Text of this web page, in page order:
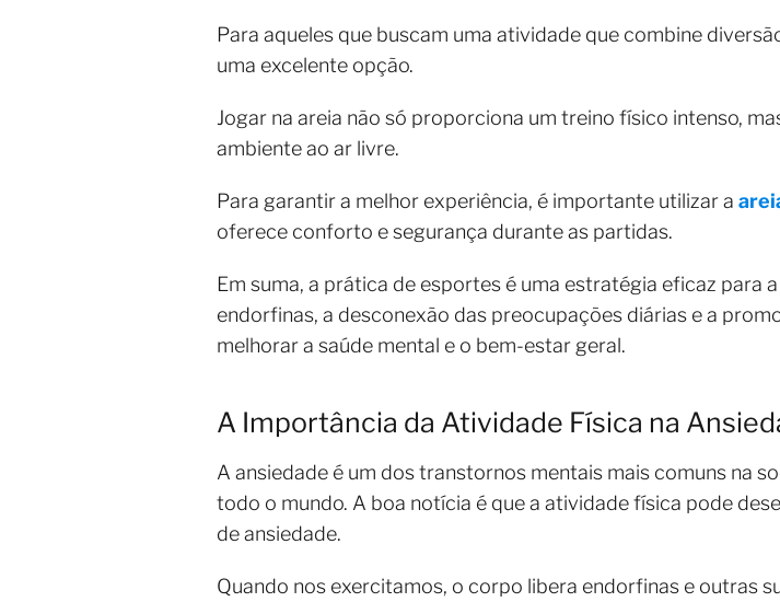
Para aqueles que buscam uma atividade que combine
uma excelente opção.
Jogar na areia não só proporciona um treino físico intenso,
ambiente ao ar livre.
Para garantir a melhor experiência, é importante utilizar a
oferece conforto e segurança durante as partidas.
Em suma, a prática de esportes é uma estratégia eficaz para
endorfinas, a desconexão das preocupações diárias e a
melhorar a saúde mental e o bem-estar geral.
A Importância da Atividade Física na
A ansiedade é um dos transtornos mentais mais comuns na
todo o mundo. A boa notícia é que a atividade física pode
de ansiedade.
Quando nos exercitamos, o corpo libera endorfinas e outras